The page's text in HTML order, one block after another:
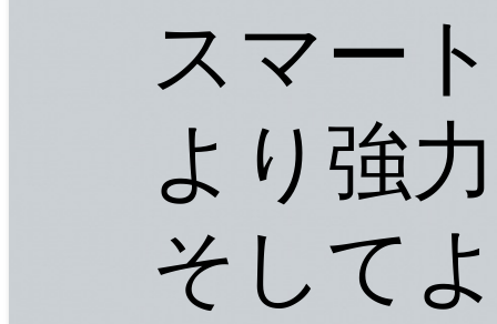
スマート
より強力
そして